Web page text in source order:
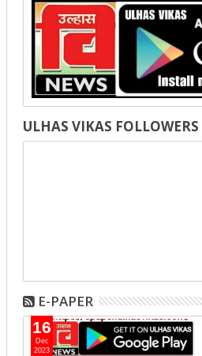
ULHAS VIKAS FOLLOWERS
E-PAPER
16
Dec
2023